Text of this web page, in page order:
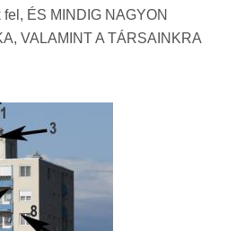
ÉS MINDIG NAGYON
VALAMINT A TÁRSAINKRA